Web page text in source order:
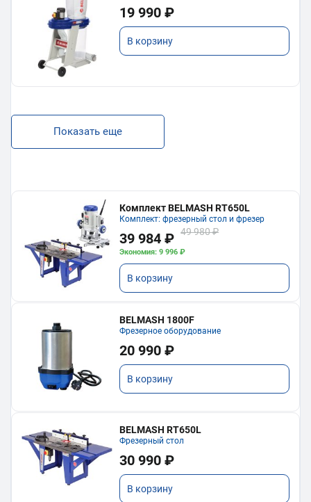
19 990 ₽
В корзину
Показать еще
Комплект BELMASH RT650L
Комплект: фрезерный стол и фрезер
39 984 ₽ 49 980 ₽
Экономия: 9 996 ₽
В корзину
BELMASH 1800F
Фрезерное оборудование
20 990 ₽
В корзину
BELMASH RT650L
Фрезерный стол
30 990 ₽
В корзину